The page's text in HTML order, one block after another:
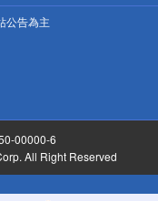
公告為主
00000-6
All Right Reserved